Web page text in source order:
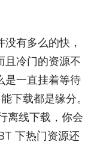
有多么的快，
且冷门的资源不
是一直挂着等待
下载都是缘分。
离线下载，你会
下热门资源还